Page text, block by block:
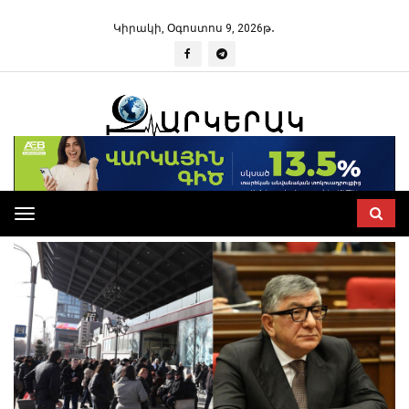
Կիրակի, Օգոստոս 9, 2026թ․
Toggle
navigation